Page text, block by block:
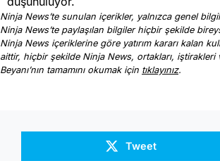
Ninja News’te sunulan içerikler, yalnızca genel
Ninja News’te paylaşılan bilgiler hiçbir şekilde
Ninja News içeriklerine göre yatırım kararı kalan
aittir, hiçbir şekilde Ninja News, ortakları, iştirakleri
Beyanı’nın tamamını okumak için tıklayınız.
Tweet